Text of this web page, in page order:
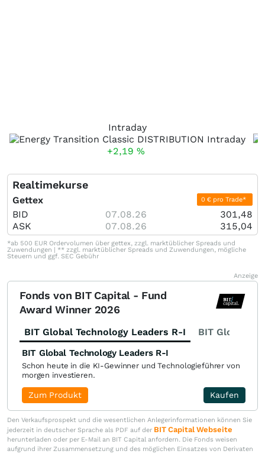
Intraday
+2,19 %
Realtimekurse
Gettex 0 € pro Trade*
BID 07.08.26
301,48
ASK
07.08.26 315,04
*ab 500 EUR Ordervolumen über gettex, zzgl. marktüblicher Spreads und
Zuwendungen | ** zzgl. marktüblicher Spreads und Zuwendungen, mögliche
Steuern und ggf. SEC Gebühr
Anzeige
Fonds von BIT Capital - Fund
Award Winner 2026
BIT Global Technology Leaders R-I BIT Global
BIT Global Technology Leaders R-I
Schon heute in die KI-Gewinner und Technologieführer von
morgen investieren.
Kaufen
Zum Produkt
Den Verkaufsprospekt und die wesentlichen Anlegerinformationen können Sie
jederzeit in deutscher Sprache als PDF auf der BIT Capital Webseite
herunterladen oder per E-Mail an BIT Capital anfordern. Die Fonds weisen
aufgrund ihrer Zusammensetzung und des möglichen Einsatzes von Derivaten